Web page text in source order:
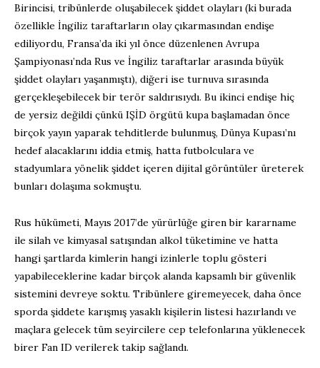
Birincisi, tribünlerde oluşabilecek şiddet olayları (ki burada
özellikle İngiliz taraftarların olay çıkarmasından endişe
ediliyordu, Fransa’da iki yıl önce düzenlenen Avrupa
Şampiyonası’nda Rus ve İngiliz taraftarlar arasında büyük
şiddet olayları yaşanmıştı), diğeri ise turnuva sırasında
gerçekleşebilecek bir terör saldırısıydı. Bu ikinci endişe hiç
de yersiz değildi çünkü IŞİD örgütü kupa başlamadan önce
birçok yayın yaparak tehditlerde bulunmuş, Dünya Kupası’nı
hedef alacaklarını iddia etmiş, hatta futbolculara ve
stadyumlara yönelik şiddet içeren dijital görüntüler üreterek
bunları dolaşıma sokmuştu.
Rus hükümeti, Mayıs 2017’de yürürlüğe giren bir kararname
ile silah ve kimyasal satışından alkol tüketimine ve hatta
hangi şartlarda kimlerin hangi izinlerle toplu gösteri
yapabileceklerine kadar birçok alanda kapsamlı bir güvenlik
sistemini devreye soktu. Tribünlere giremeyecek, daha önce
sporda şiddete karışmış yasaklı kişilerin listesi hazırlandı ve
maçlara gelecek tüm seyircilere cep telefonlarına yüklenecek
birer Fan ID verilerek takip sağlandı.